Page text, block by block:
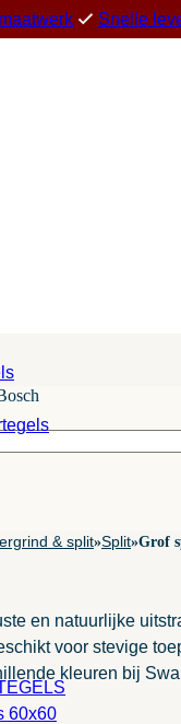
Snelle
60x60
& split»Split»Grof
en natuurlijke
voor stevige
kleuren bij